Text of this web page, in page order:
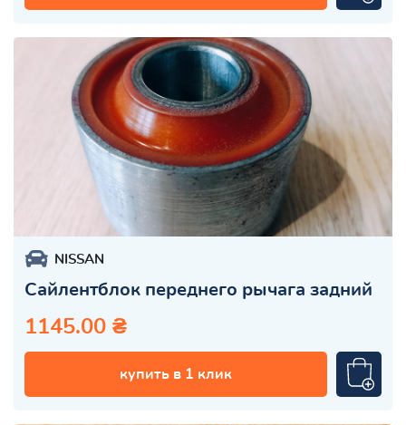
NISSAN
Сайлентблок переднего рычага задний
1145.00 ₴
купить в 1 клик